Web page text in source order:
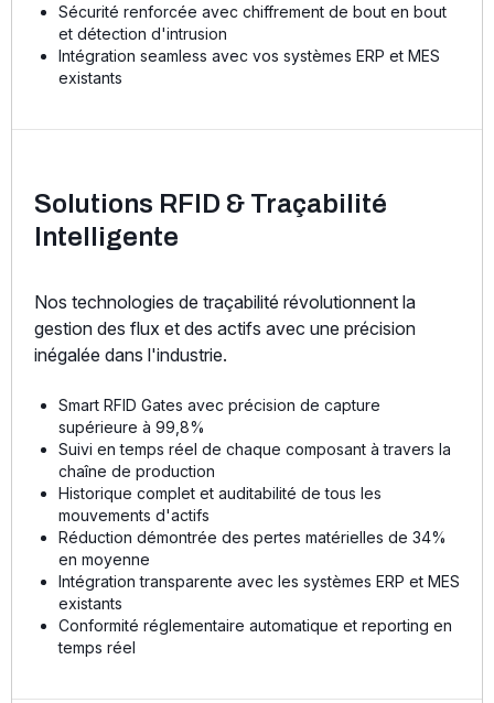
Sécurité renforcée avec chiffrement de bout en bout
et détection d'intrusion
Intégration seamless avec vos systèmes ERP et MES
existants
Solutions RFID & Traçabilité
Intelligente
Nos technologies de traçabilité révolutionnent la
gestion des flux et des actifs avec une précision
inégalée dans l'industrie.
Smart RFID Gates avec précision de capture
supérieure à 99,8%
Suivi en temps réel de chaque composant à travers la
chaîne de production
Historique complet et auditabilité de tous les
mouvements d'actifs
Réduction démontrée des pertes matérielles de 34%
en moyenne
Intégration transparente avec les systèmes ERP et MES
existants
Conformité réglementaire automatique et reporting en
temps réel